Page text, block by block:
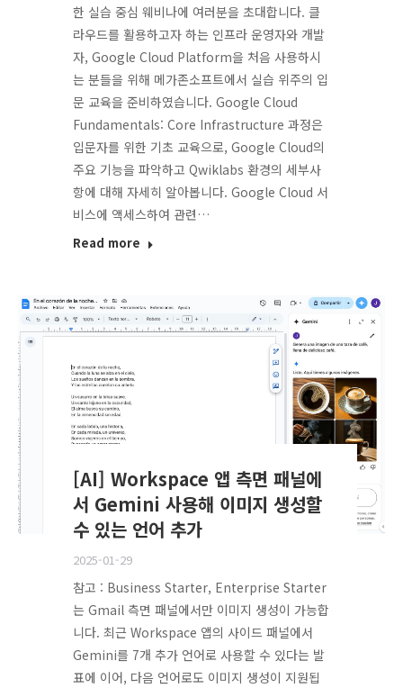
한 실습 중심 웨비나에 여러분을 초대합니다. 클
라우드를 활용하고자 하는 인프라 운영자와 개발
자, Google Cloud Platform을 처음 사용하시
는 분들을 위해 메가존소프트에서 실습 위주의 입
문 교육을 준비하였습니다. Google Cloud
Fundamentals: Core Infrastructure 과정은
입문자를 위한 기초 교육으로, Google Cloud의
주요 기능을 파악하고 Qwiklabs 환경의 세부사
항에 대해 자세히 알아봅니다. Google Cloud 서
비스에 액세스하여 관련…
Read more
[AI] Workspace 앱 측면 패널에
서 Gemini 사용해 이미지 생성할
수 있는 언어 추가
2025-01-29
참고 : Business Starter, Enterprise Starter
는 Gmail 측면 패널에서만 이미지 생성이 가능합
니다. 최근 Workspace 앱의 사이드 패널에서
Gemini를 7개 추가 언어로 사용할 수 있다는 발
표에 이어, 다음 언어로도 이미지 생성이 지원됩